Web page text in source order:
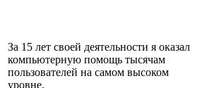
За 15 лет своей деятельности я оказал
компьютерную помощь тысячам
пользователей на самом высоком
уровне.